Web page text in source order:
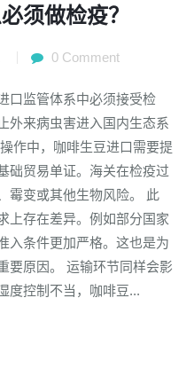
须做检疫？
0 Comment
口监管体系中必须接受检
外来病虫害进入国内生态系
作中，咖啡生豆进口需要提
础贸易单证。海关在检疫过
霉变或其他生物风险。 此
上存在差异。例如部分国家
入条件更加严格。这也是为
要原因。 运输环节同样会影
度控制不当，咖啡豆...